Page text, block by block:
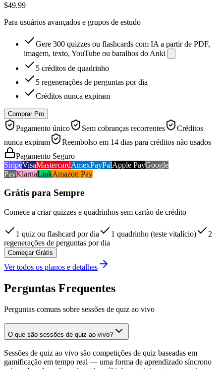
$49.99
Para usuários avançados e grupos de estudo
Gere 300 quizzes ou flashcards com IA a partir de PDF,
imagem, texto, YouTube ou baralhos do Anki
5 créditos de quadrinho
5 regenerações de perguntas por dia
Créditos nunca expiram
Comprar Pro
Pagamento único Sem cobranças recorrentes
Créditos
nunca expiram
Reembolso em 14 dias para créditos não usados
Pagamento Seguro
StripeVisaMastercardAmexPayPalApple PayGoogle
PayKlarnaLinkAmazon Pay
Grátis para Sempre
Comece a criar quizzes e quadrinhos sem cartão de crédito
1 quiz ou flashcard por dia 1 quadrinho (teste vitalício)
2
regenerações de perguntas por dia
Começar Grátis
Ver todos os planos e detalhes
Perguntas Frequentes
Perguntas comuns sobre sessões de quiz ao vivo
O que são sessões de quiz ao vivo?
Sessões de quiz ao vivo são competições de quiz baseadas em
gamificação em tempo real — uma forma de aprendizado síncrono